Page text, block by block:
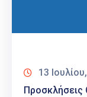
13
Προσκλήσεις